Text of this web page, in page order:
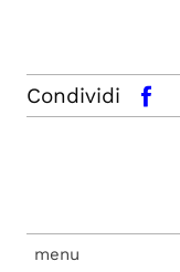
Condividi
menu